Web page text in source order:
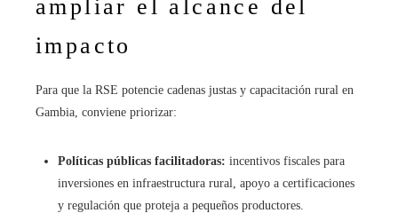
ampliar el alcance del
impacto
Para que la RSE potencie cadenas justas y capacitación rural en
Gambia, conviene priorizar:
Políticas públicas facilitadoras: incentivos fiscales para
inversiones en infraestructura rural, apoyo a certificaciones
y regulación que proteja a pequeños productores.